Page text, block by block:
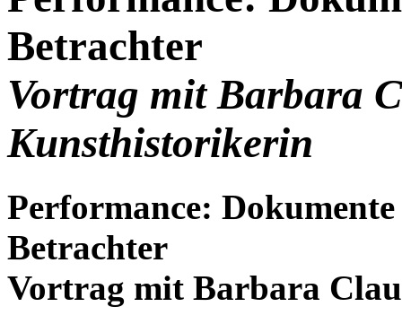
Betrachter
Vortrag mit Barbara
Kunsthistorikerin
Performance:
Betrachter
Vortrag mit Barbara